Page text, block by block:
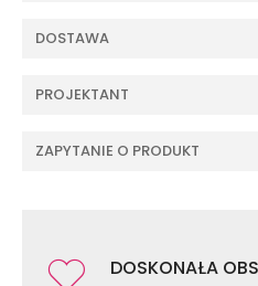
DOSTAWA
PROJEKTANT
ZAPYTANIE O PRODUKT
DOSKONAŁA